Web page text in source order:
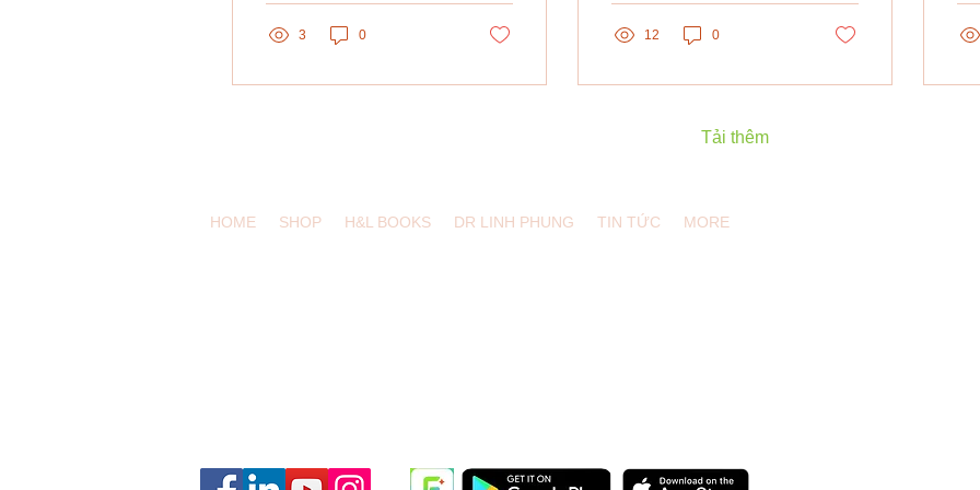
này cũng thể hiện ở thực
giọng nói (ASR -
3 0 12 0
Tải thêm
HOME SHOP H&L BOOKS DR LINH PHUNG TIN TỨC MORE